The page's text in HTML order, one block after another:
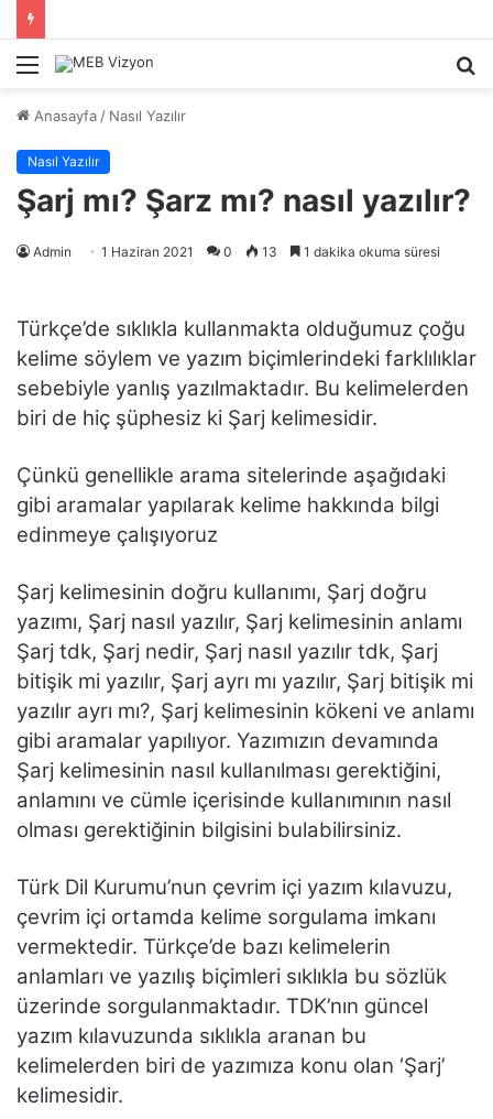
Menü
Anasayfa / Nasıl Yazılır
Nasıl Yazılır
Şarj mı? Şarz mı? nasıl yazılır?
Admin 1 Haziran 2021 0 13 1 dakika okuma süresi
Türkçe’de sıklıkla kullanmakta olduğumuz çoğu
kelime söylem ve yazım biçimlerindeki farklılıklar
sebebiyle yanlış yazılmaktadır. Bu kelimelerden
biri de hiç şüphesiz ki Şarj kelimesidir.
Çünkü genellikle arama sitelerinde aşağıdaki
gibi aramalar yapılarak kelime hakkında bilgi
edinmeye çalışıyoruz
Şarj kelimesinin doğru kullanımı, Şarj doğru
yazımı, Şarj nasıl yazılır, Şarj kelimesinin anlamı
Şarj tdk, Şarj nedir, Şarj nasıl yazılır tdk, Şarj
bitişik mi yazılır, Şarj ayrı mı yazılır, Şarj bitişik mi
yazılır ayrı mı?, Şarj kelimesinin kökeni ve anlamı
gibi aramalar yapılıyor. Yazımızın devamında
Şarj kelimesinin nasıl kullanılması gerektiğini,
anlamını ve cümle içerisinde kullanımının nasıl
olması gerektiğinin bilgisini bulabilirsiniz.
Türk Dil Kurumu’nun çevrim içi yazım kılavuzu,
çevrim içi ortamda kelime sorgulama imkanı
vermektedir. Türkçe’de bazı kelimelerin
anlamları ve yazılış biçimleri sıklıkla bu sözlük
üzerinde sorgulanmaktadır. TDK’nın güncel
yazım kılavuzunda sıklıkla aranan bu
kelimelerden biri de yazımıza konu olan ‘Şarj’
kelimesidir.